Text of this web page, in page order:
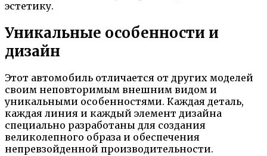
эстетику.
Уникальные особенности и
дизайн
Этот автомобиль отличается от других моделей
своим неповторимым внешним видом и
уникальными особенностями. Каждая деталь,
каждая линия и каждый элемент дизайна
специально разработаны для создания
великолепного образа и обеспечения
непревзойденной производительности.